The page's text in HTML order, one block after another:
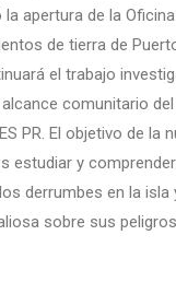
la apertura de la
de tierra de
el trabajo
comunitario
PR. El objetivo de la
estudiar y
derrumbes en la isla
sobre sus